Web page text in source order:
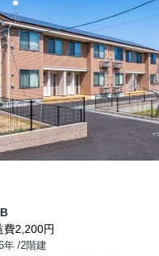
費2,200円
年 /2階建